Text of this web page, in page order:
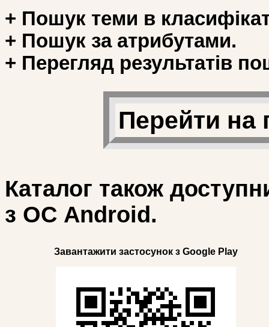
+ Пошук теми в
+ Пошук за атрибутами.
+ Перегляд результатів
Перейти на
Каталог також
з ОС Android.
Завантажити застосунок з Google Play